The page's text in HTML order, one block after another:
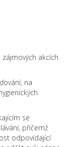
akcích
na
se
přičemž
odpovídající